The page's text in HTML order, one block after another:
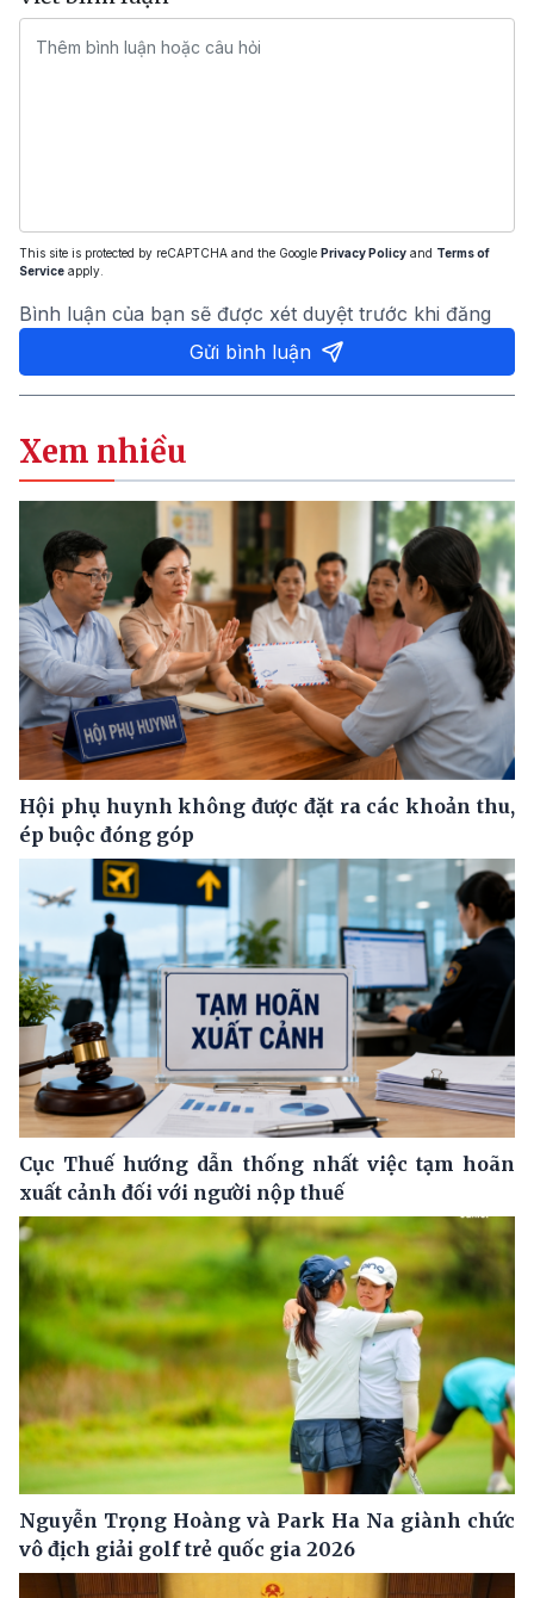
This site is protected by reCAPTCHA and the Google Privacy Policy and Terms of
Service apply.
Bình luận của bạn sẽ được xét duyệt trước khi đăng
Gửi bình luận
Xem nhiều
Hội phụ huynh không được đặt ra các khoản thu,
ép buộc đóng góp
Cục Thuế hướng dẫn thống nhất việc tạm hoãn
xuất cảnh đối với người nộp thuế
Nguyễn Trọng Hoàng và Park Ha Na giành chức
vô địch giải golf trẻ quốc gia 2026